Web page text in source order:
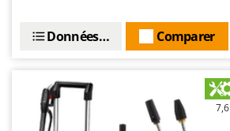
Zanon
Zephir
Comparer
Données techniques
7,6